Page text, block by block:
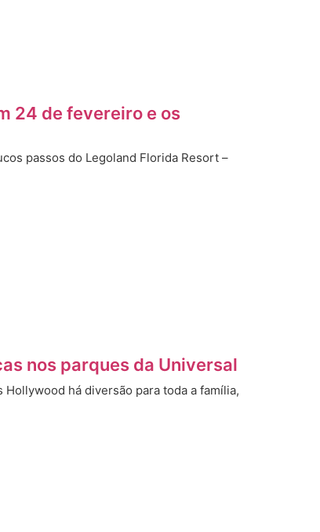
24 de fevereiro e os
passos do Legoland Florida Resort –
nos parques da Universal
há diversão para toda a família,